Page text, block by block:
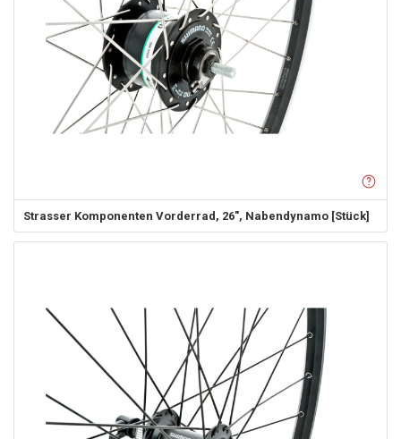
Strasser Komponenten Vorderrad, 26", Nabendynamo [Stück]